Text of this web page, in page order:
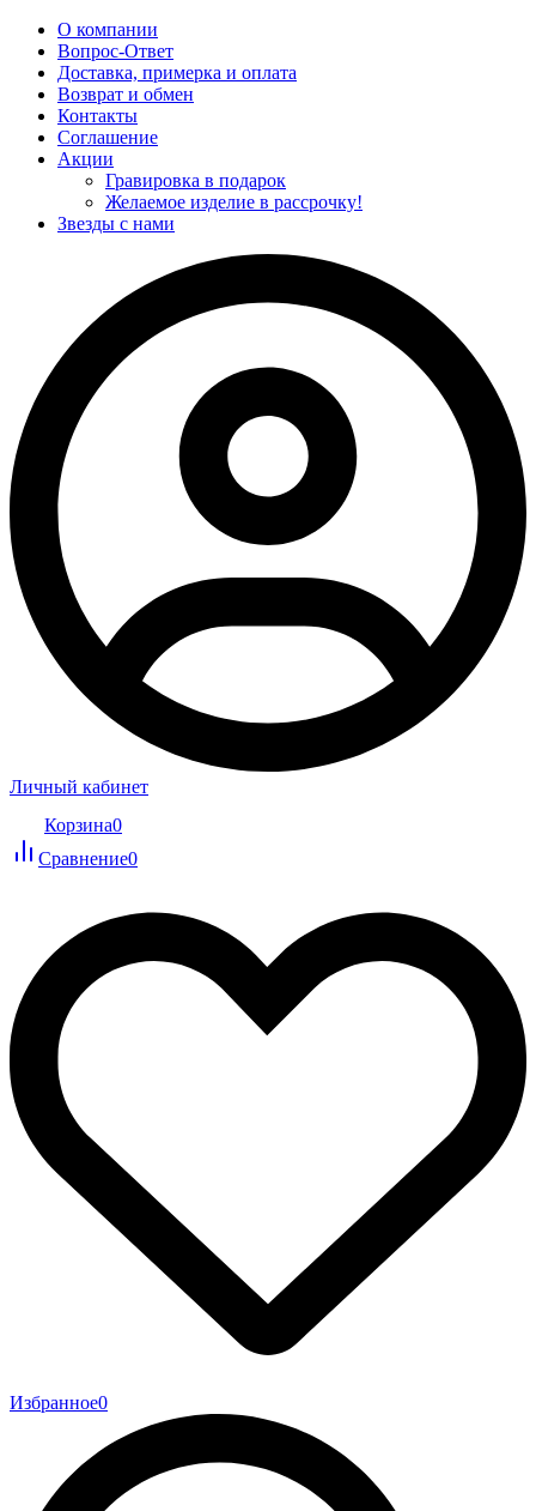
О компании
Вопрос-Ответ
Доставка, примерка и оплата
Возврат и обмен
Контакты
Соглашение
Акции
Гравировка в подарок
Желаемое изделие в рассрочку!
Звезды с нами
Личный кабинет
Корзина0
Сравнение0
Избранное0